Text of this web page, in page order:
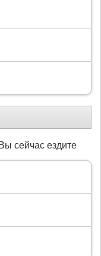
сейчас ездите